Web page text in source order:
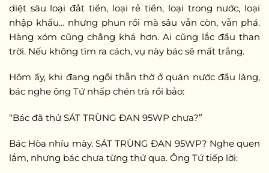
diệt sâu loại đắt tiền, loại rẻ tiền, loại trong nước, loại
nhập khẩu… nhưng phun rồi mà sâu vẫn còn, vẫn phá.
Hàng xóm cũng chẳng khá hơn. Ai cũng lắc đầu than
trời. Nếu không tìm ra cách, vụ này bác sẽ mất trắng.
Hôm ấy, khi đang ngồi thẫn thờ ở quán nước đầu làng,
bác nghe ông Tứ nhấp chén trà rồi bảo:
“Bác đã thử SÁT TRÙNG ĐAN 95WP chưa?”
Bác Hòa nhíu mày. SÁT TRÙNG ĐAN 95WP? Nghe quen
lắm, nhưng bác chưa từng thử qua. Ông Tứ tiếp lời: